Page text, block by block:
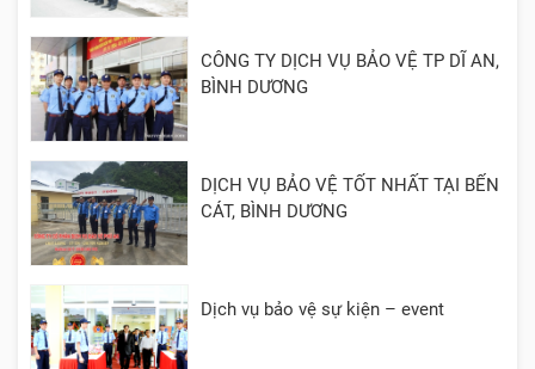
CÔNG TY DỊCH VỤ BẢO VỆ TP DĨ AN,
BÌNH DƯƠNG
DỊCH VỤ BẢO VỆ TỐT NHẤT TẠI BẾN
CÁT, BÌNH DƯƠNG
Dịch vụ bảo vệ sự kiện – event